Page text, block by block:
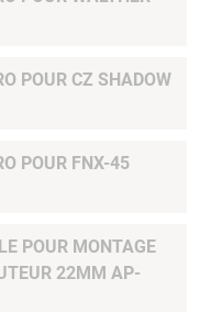
POUR CZ SHADOW
FNX-45
POUR MONTAGE
22MM AP-